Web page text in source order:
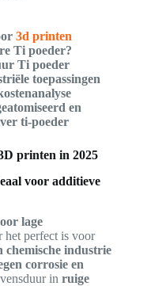
3d printen
Ti poeder?
Ti poeder
toepassingen
en
ti-poeder
printen in 2025
voor additieve
lage
het perfect is voor
chemische industrie
corrosie en
in ruige